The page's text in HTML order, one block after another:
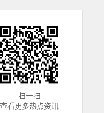
扫一扫
查看更多热点资讯